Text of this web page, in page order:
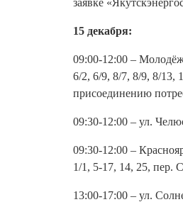
заявке
15 декабря:
09:00-12:00 –
6/2, 6/9, 8/7, 8/9, 8/13,
присоединению
09:30-12:00 – ул.
09:30-12:00 –
1/1, 5-17, 14, 25, пер.
13:00-17:00 – ул.